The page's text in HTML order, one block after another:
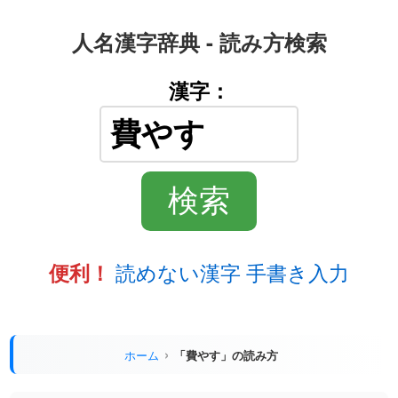
人名漢字辞典 - 読み方検索
漢字：
便利！ 読めない漢字 手書き入力
ホーム 「費やす」の読み方